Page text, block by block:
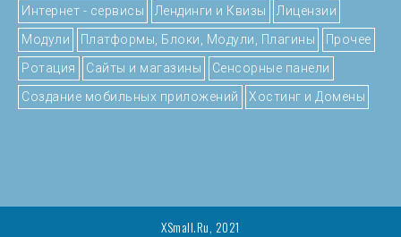
Интернет - сервисы
Лендинги и Квизы
Лицензии
Модули
Платформы, Блоки, Модули, Плагины
Прочее
Ротация
Сайты и магазины
Сенсорные панели
Создание мобильных приложений
Хостинг и Домены
XSmall.Ru, 2021